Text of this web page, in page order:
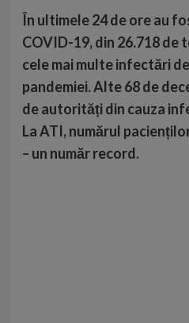
În ultimele 24 de ore au
COVID-19, din 26.718 de
cele mai multe infectări
pandemiei. Alte 68 de
de autorități din cauza
La ATI, numărul
– un număr record.